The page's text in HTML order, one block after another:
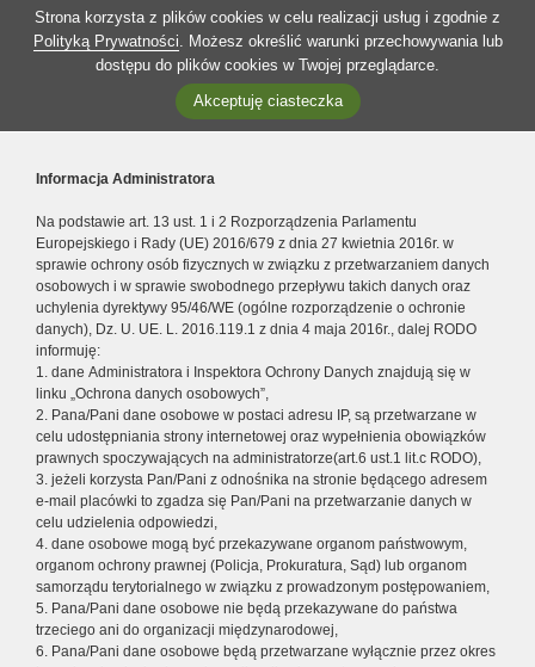
Strona korzysta z plików cookies w celu realizacji usług i zgodnie z
Polityką Prywatności. Możesz określić warunki przechowywania lub
dostępu do plików cookies w Twojej przeglądarce.
Akceptuję ciasteczka
Informacja Administratora
Na podstawie art. 13 ust. 1 i 2 Rozporządzenia Parlamentu
Europejskiego i Rady (UE) 2016/679 z dnia 27 kwietnia 2016r. w
sprawie ochrony osób fizycznych w związku z przetwarzaniem danych
osobowych i w sprawie swobodnego przepływu takich danych oraz
uchylenia dyrektywy 95/46/WE (ogólne rozporządzenie o ochronie
danych), Dz. U. UE. L. 2016.119.1 z dnia 4 maja 2016r., dalej RODO
informuję:
1. dane Administratora i Inspektora Ochrony Danych znajdują się w
linku „Ochrona danych osobowych”,
2. Pana/Pani dane osobowe w postaci adresu IP, są przetwarzane w
celu udostępniania strony internetowej oraz wypełnienia obowiązków
prawnych spoczywających na administratorze(art.6 ust.1 lit.c RODO),
3. jeżeli korzysta Pan/Pani z odnośnika na stronie będącego adresem
e-mail placówki to zgadza się Pan/Pani na przetwarzanie danych w
celu udzielenia odpowiedzi,
4. dane osobowe mogą być przekazywane organom państwowym,
organom ochrony prawnej (Policja, Prokuratura, Sąd) lub organom
samorządu terytorialnego w związku z prowadzonym postępowaniem,
5. Pana/Pani dane osobowe nie będą przekazywane do państwa
trzeciego ani do organizacji międzynarodowej,
6. Pana/Pani dane osobowe będą przetwarzane wyłącznie przez okres